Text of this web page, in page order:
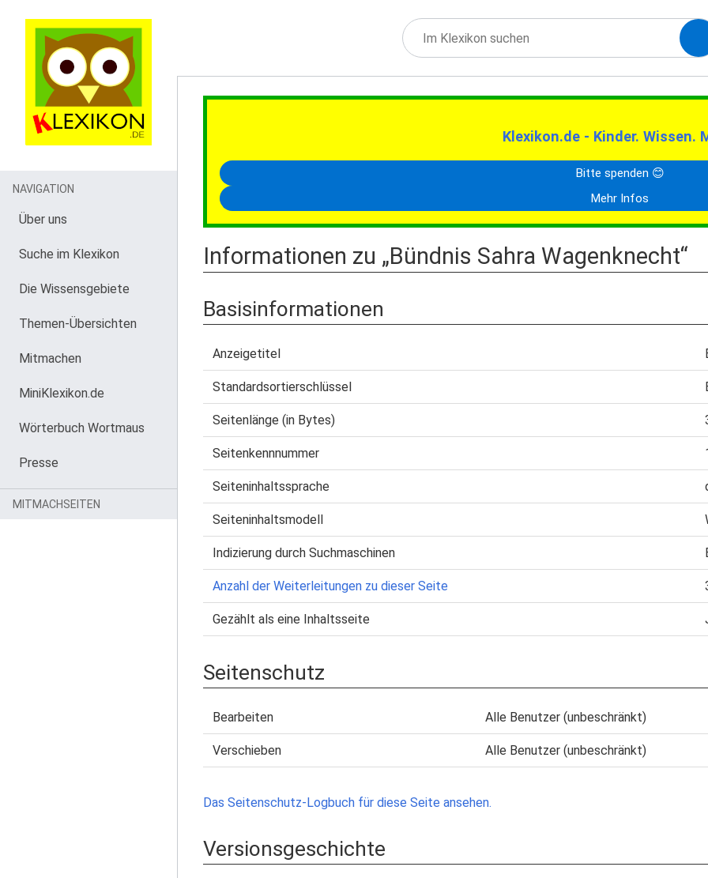
Klexikon.de - Kinder. Wissen.
Bitte spenden 😊
Mehr Infos
Informationen zu „Bündnis Sahra Wagenknecht“
Basisinformationen
Anzeigetitel
Standardsortierschlüssel
Seitenlänge (in Bytes)
Seitenkennnummer
Seiteninhaltssprache
Seiteninhaltsmodell
Indizierung durch Suchmaschinen
Anzahl der Weiterleitungen zu dieser Seite
Gezählt als eine Inhaltsseite
Seitenschutz
Bearbeiten Alle Benutzer (unbeschränkt)
Verschieben Alle Benutzer (unbeschränkt)
Das Seitenschutz-Logbuch für diese Seite ansehen.
Versionsgeschichte
NAVIGATION
Über uns
Suche im Klexikon
Die Wissensgebiete
Themen-Übersichten
Mitmachen
MiniKlexikon.de
Wörterbuch Wortmaus
Presse
MITMACHSEITEN